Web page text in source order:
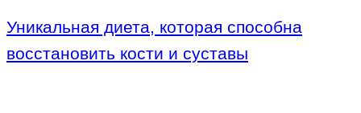
Уникальная диета, которая способна
восстановить кости и суставы